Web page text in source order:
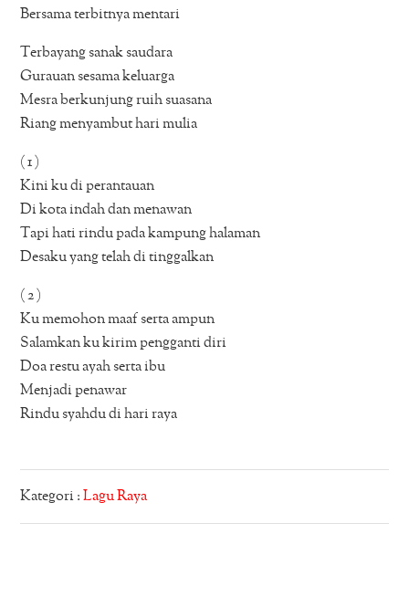
Bersama terbitnya mentari
Terbayang sanak saudara
Gurauan sesama keluarga
Mesra berkunjung ruih suasana
Riang menyambut hari mulia
( 1 )
Kini ku di perantauan
Di kota indah dan menawan
Tapi hati rindu pada kampung halaman
Desaku yang telah di tinggalkan
( 2 )
Ku memohon maaf serta ampun
Salamkan ku kirim pengganti diri
Doa restu ayah serta ibu
Menjadi penawar
Rindu syahdu di hari raya
Kategori :Lagu Raya